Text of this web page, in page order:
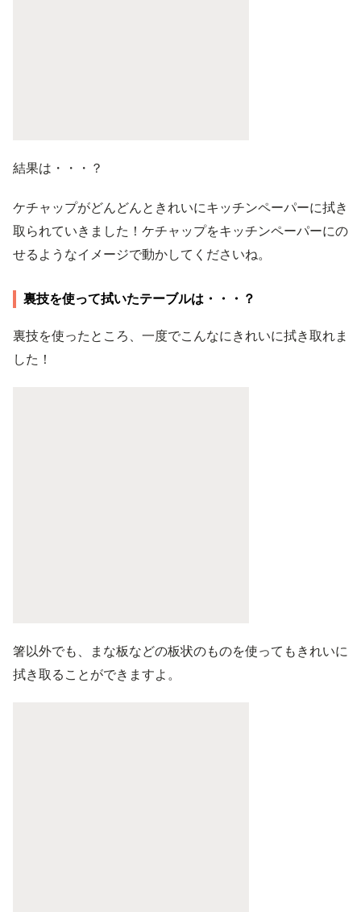
結果は・・・？
ケチャップがどんどんときれいにキッチンペーパーに拭き
取られていきました！ケチャップをキッチンペーパーにの
せるようなイメージで動かしてくださいね。
裏技を使って拭いたテーブルは・・・？
裏技を使ったところ、一度でこんなにきれいに拭き取れま
した！
箸以外でも、まな板などの板状のものを使ってもきれいに
拭き取ることができますよ。